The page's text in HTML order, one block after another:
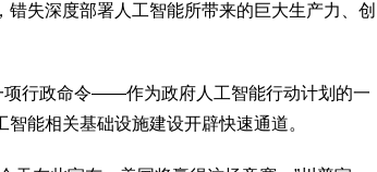
失深度部署人工智能所带来的巨大生产力、创
项行政命令——作为政府人工智能行动计划的一
能相关基础设施建设开辟快速通道。